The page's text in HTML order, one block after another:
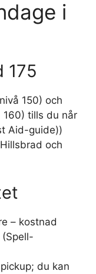
i
175
150) och
160) tills du når
Aid-guide))
och
– kostnad
du kan